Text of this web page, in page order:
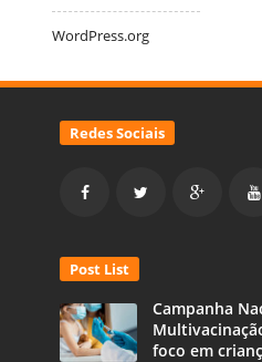
WordPress.org
Redes Sociais
Post List
Campanha
foco em